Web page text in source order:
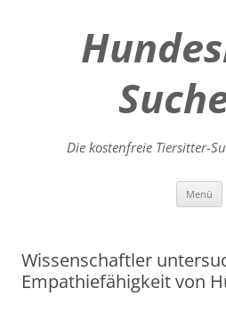
Die kostenfreie Tiersitter-
Menü
Wissenschaftler
Empathiefähigkeit von